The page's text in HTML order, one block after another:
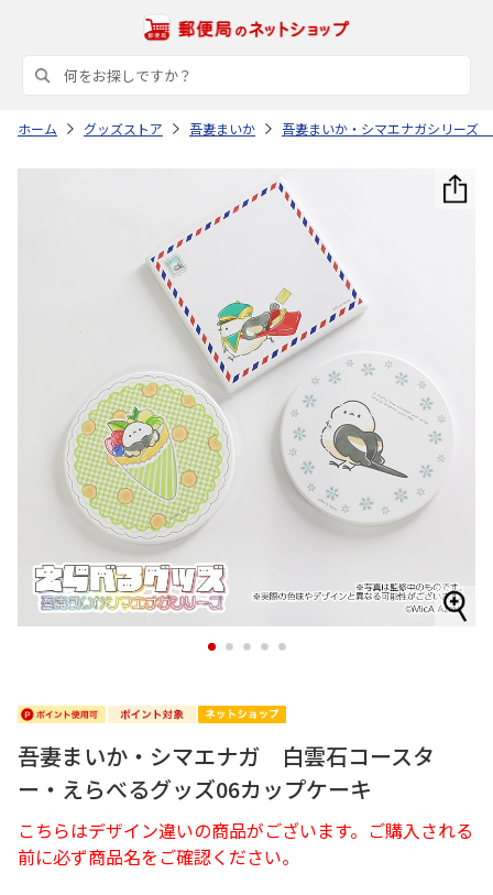
ホーム グッズストア 吾妻まいか 吾妻まいか・シマエナガシリーズ
1 2 3 4 5
吾妻まいか・シマエナガ 白雲石コースタ
ー・えらべるグッズ06カップケーキ
こちらはデザイン違いの商品がございます。ご購入される
前に必ず商品名をご確認ください。